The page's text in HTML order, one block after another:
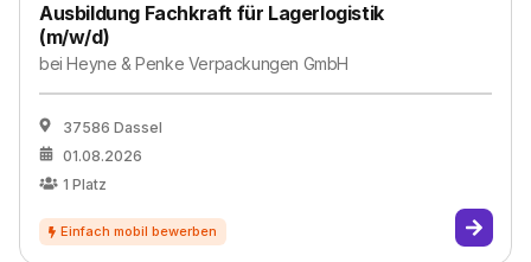
Ausbildung Fachkraft für Lagerlogistik
(m/w/d)
beiHeyne & Penke Verpackungen GmbH
37586 Dassel
01.08.2026
1 Platz